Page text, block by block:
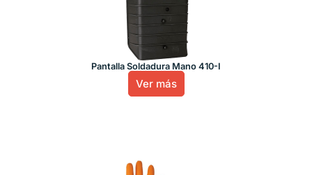
Pantalla Soldadura Mano 410-I
Ver más